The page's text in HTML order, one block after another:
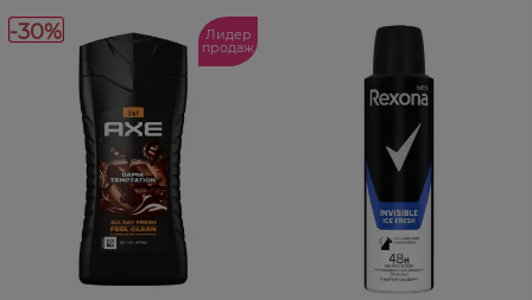
-30% Лидер
продаж